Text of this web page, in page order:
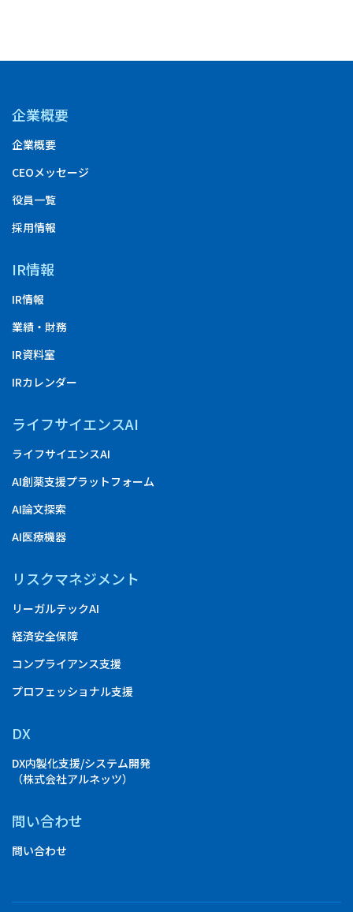
企業概要
企業概要
CEOメッセージ
役員一覧
採用情報
IR情報
IR情報
業績・財務
IR資料室
IRカレンダー
ライフサイエンスAI
ライフサイエンスAI
AI創薬支援プラットフォーム
AI論文探索
AI医療機器
リスクマネジメント
リーガルテックAI
経済安全保障
コンプライアンス支援
プロフェッショナル支援
DX
DX内製化支援/システム開発
（株式会社アルネッツ）
問い合わせ
問い合わせ